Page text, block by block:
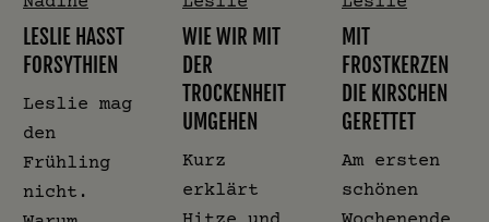
LESLIE HASST
FORSYTHIEN
Leslie mag
den
Frühling
nicht.
WIE WIR MIT
DER
TROCKENHEIT
UMGEHEN
Kurz
erklärt
MIT
FROSTKERZEN
DIE KIRSCHEN
GERETTET
Am ersten
schönen